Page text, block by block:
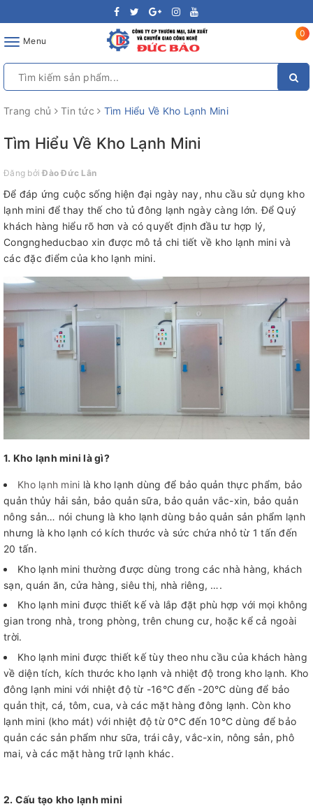
ToggleMenu
0
Trang chủ Tin tức Tìm Hiểu Về Kho Lạnh Mini
Tìm Hiểu Về Kho Lạnh Mini
Đăng bởiĐào Đức Lân
Để đáp ứng cuộc sống hiện đại ngày nay, nhu cầu sử dụng kho
lạnh mini để thay thế cho tủ đông lạnh ngày càng lớn. Để Quý
khách hàng hiểu rõ hơn và có quyết định đầu tư hợp lý,
Congngheducbao xin được mô tả chi tiết về kho lạnh mini và
các đặc điểm của kho lạnh mini.
1. Kho lạnh mini là gì?
Kho lạnh mini là kho lạnh dùng để bảo quản thực phẩm, bảo
quản thủy hải sản, bảo quản sữa, bảo quản vắc-xin, bảo quản
nông sản… nói chung là kho lạnh dùng bảo quản sản phẩm lạnh
nhưng là kho lạnh có kích thước và sức chứa nhỏ từ 1 tấn đến
20 tấn.
Kho lạnh mini thường được dùng trong các nhà hàng, khách
sạn, quán ăn, cửa hàng, siêu thị, nhà riêng, ….
Kho lạnh mini được thiết kế và lắp đặt phù hợp với mọi không
gian trong nhà, trong phòng, trên chung cư, hoặc kể cả ngoài
trời.
Kho lạnh mini được thiết kế tùy theo nhu cầu của khách hàng
về diện tích, kích thước kho lạnh và nhiệt độ trong kho lạnh. Kho
đông lạnh mini với nhiệt độ từ -16°C đến -20°C dùng để bảo
quản thịt, cá, tôm, cua, và các mặt hàng đông lạnh. Còn kho
lạnh mini (kho mát) với nhiệt độ từ 0°C đến 10°C dùng để bảo
quản các sản phẩm như sữa, trái cây, vắc-xin, nông sản, phô
mai, và các mặt hàng trữ lạnh khác.
2. Cấu tạo kho lạnh mini